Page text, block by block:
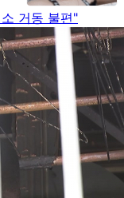
거동 불편"